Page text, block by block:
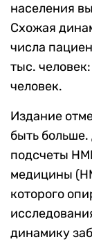
населения
Схожая
числа
тыс.
человек.
Издание
быть
подсчеты
медицины
которого
динамику